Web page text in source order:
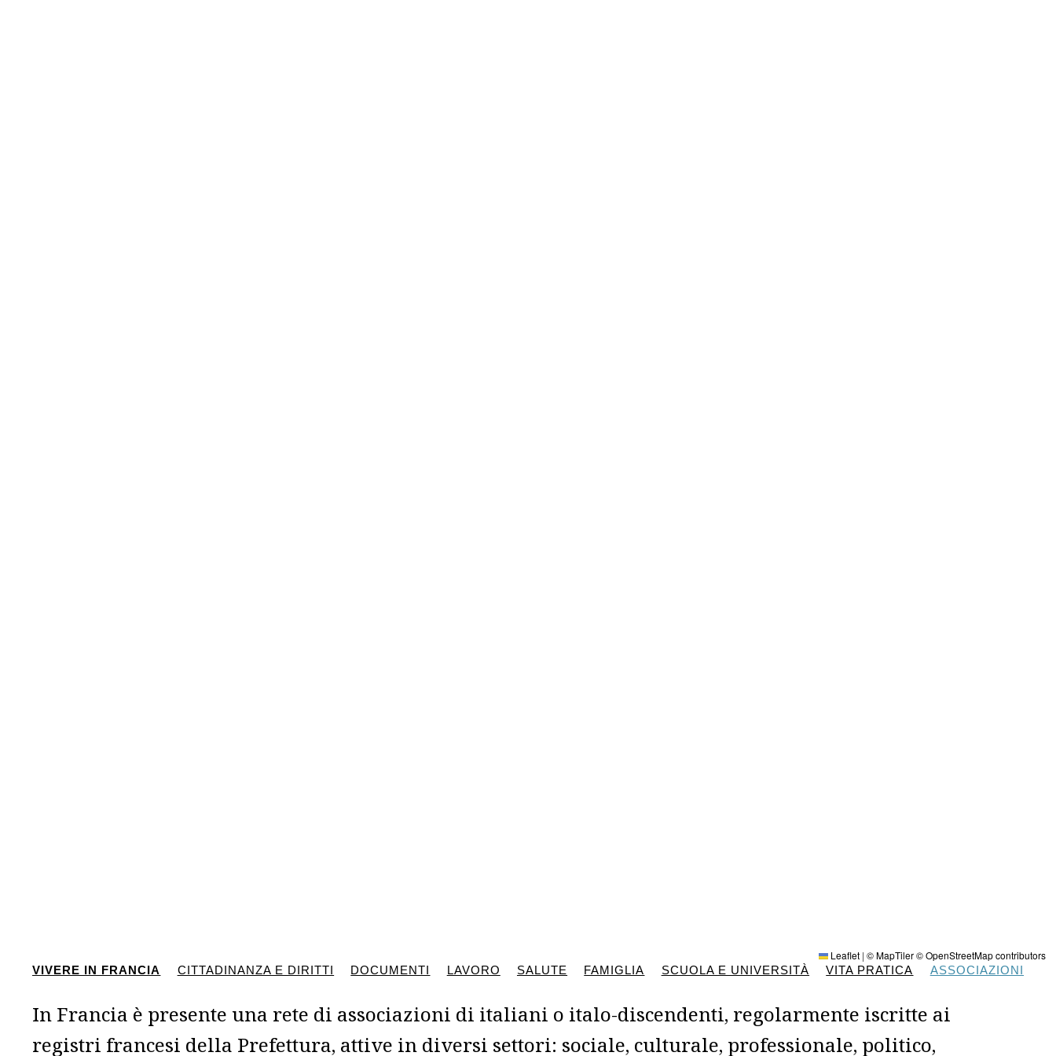
Leaflet | © MapTiler© OpenStreetMap contributors
VIVERE IN FRANCIA CITTADINANZA E DIRITTI DOCUMENTI LAVORO SALUTE FAMIGLIA SCUOLA E UNIVERSITÀ VITA PRATICA ASSOCIAZIONI
In Francia è presente una rete di associazioni di italiani o italo-discendenti, regolarmente iscritte ai
registri francesi della Prefettura, attive in diversi settori: sociale, culturale, professionale, politico,